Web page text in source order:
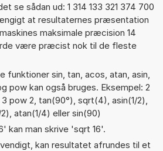
se sådan ud: 1 314 133 321 374 700
at resultaternes præsentation
maksimale præcision 14
være præcist nok til de fleste
funktioner sin, tan, acos, atan, asin,
pow kan også bruges. Eksempel: 2
pow 2, tan(90°), sqrt(4), asin(1/2),
atan(1/4) eller sin(90)
kan man skrive 'sqrt 16'.
kan resultatet afrundes til et